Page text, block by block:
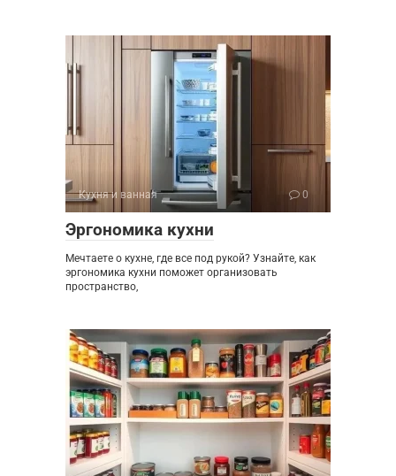
Кухня и ванная 0
Эргономика кухни
Мечтаете о кухне, где все под рукой? Узнайте, как
эргономика кухни поможет организовать
пространство,